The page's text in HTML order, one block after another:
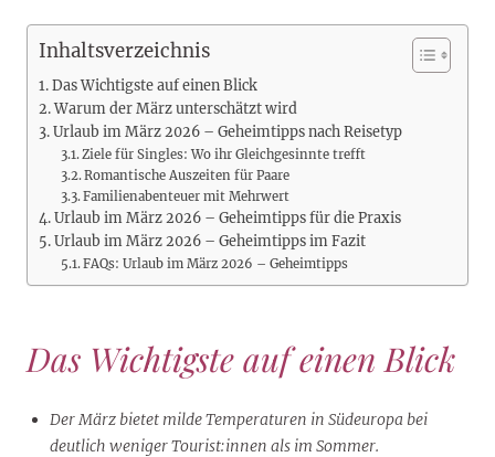
Inhaltsverzeichnis
Das Wichtigste auf einen Blick
Warum der März unterschätzt wird
Urlaub im März 2026 – Geheimtipps nach Reisetyp
Ziele für Singles: Wo ihr Gleichgesinnte trefft
Romantische Auszeiten für Paare
Familienabenteuer mit Mehrwert
Urlaub im März 2026 – Geheimtipps für die Praxis
Urlaub im März 2026 – Geheimtipps im Fazit
FAQs: Urlaub im März 2026 – Geheimtipps
Das Wichtigste auf einen Blick
Der März bietet milde Temperaturen in Südeuropa bei
deutlich weniger Tourist:innen als im Sommer.